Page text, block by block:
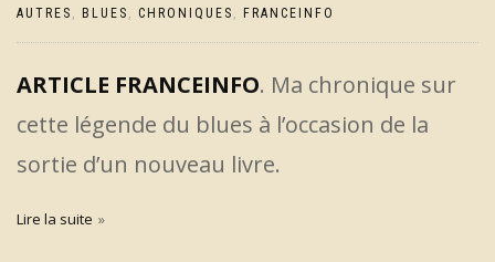
AUTRES , BLUES , CHRONIQUES , FRANCEINFO
ARTICLE FRANCEINFO. Ma chronique sur
cette légende du blues à l’occasion de la
sortie d’un nouveau livre.
Lire la suite